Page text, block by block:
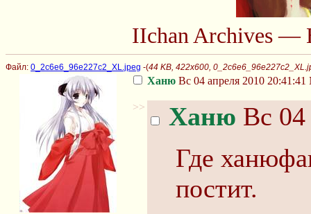
IIchan Archives —
Файл: 0_2c6e6_96e227c2_XL.jpeg -(44 KB, 422x600,
Ханю Вс 04 апреля 2010 20:41:41
>> Ханю Вс 04
Где
постит.